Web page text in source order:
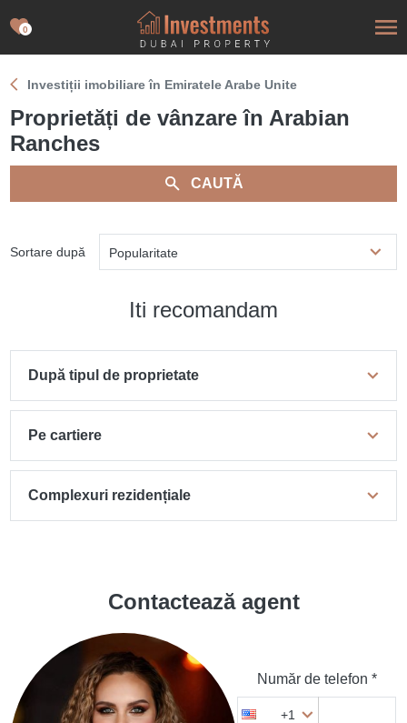
0
Investiții imobiliare în Emiratele Arabe Unite
Proprietăți de vânzare în Arabian
Ranches
CAUTĂ
Sortare după Popularitate
Iti recomandam
După tipul de proprietate
Pe cartiere
Complexuri rezidențiale
Contactează agent
Număr de telefon *
+1